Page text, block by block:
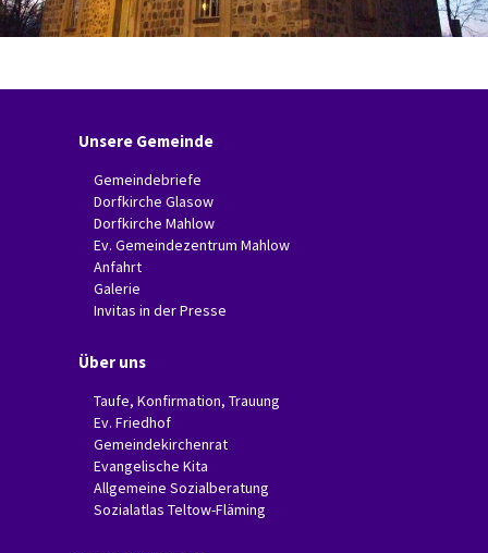
Unsere Gemeinde
Gemeindebriefe
Dorfkirche Glasow
Dorfkirche Mahlow
Ev. Gemeindezentrum Mahlow
Anfahrt
Galerie
Invitas in der Presse
Über uns
Taufe, Konfirmation, Trauung
Ev. Friedhof
Gemeindekirchenrat
Evangelische Kita
Allgemeine Sozialberatung
Sozialatlas Teltow-Fläming